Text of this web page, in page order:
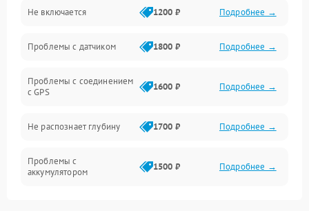
Навигация
Программное обеспечение
Механические повреждения
Не включается 1200 ₽ Подробнее →
Проблемы с датчиком 1800 ₽ Подробнее →
Проблемы с соединением
с GPS
1600 ₽ Подробнее →
Не распознает глубину 1700 ₽ Подробнее →
Проблемы с
аккумулятором
1500 ₽ Подробнее →